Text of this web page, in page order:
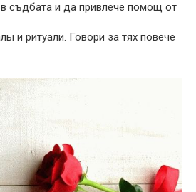
съдбата и да привлече помощ от
и ритуали. Говори за тях повече